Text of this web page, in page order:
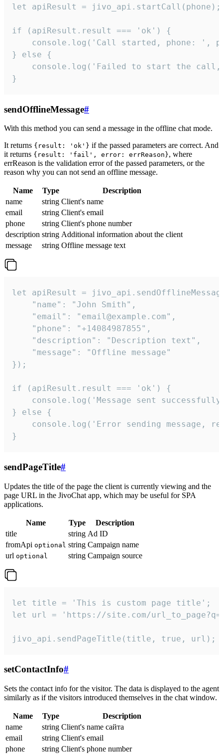
let apiResult = jivo_api.startCall(phone);
if (apiResult.result === 'ok') {
console.log('Call started, phone: ',
} else {
console.log('Failed to start the
}
sendOfflineMessage#
With this method you can send a message in the offline chat mode.
It returns {result: 'ok'} if the passed parameters are correct. And
it returns {result: 'fail', error: errReason}, where
errReason is the validation error of the passed parameters, or the
reason why you can not send an offline message.
Name Type
Description
name
string Client's name
email
string Client's email
phone
string Client's phone number
description string Additional information about the client
message
string Offline message text
let apiResult =
    "name": "John Smith",
    "email": "email@example.com",
    "phone": "+14084987855",
    "description": "Description text",
    "message": "Offline message"
});
if (apiResult.result === 'ok') {
console.log('Message sent
} else {
console.log('Error sending message,
}
sendPageTitle#
Updates the title of the page the client is currently viewing and the
page URL in the JivoChat app, which may be useful for SPA
applications.
Name Type
Description
title
string Ad ID
fromApi optional string Campaign name
url optional string Campaign source
let title = 'This is custom page title';
let url = 'https://site.com/
jivo_api.sendPageTitle(title, true, url);
setContactInfo#
Sets the contact info for the visitor. The data is displayed to the agent
similarly as if the visitors introduced themselves in the chat window.
Name Type
Description
name
string Client's name сайта
email
string Client's email
phone
string Client's phone number